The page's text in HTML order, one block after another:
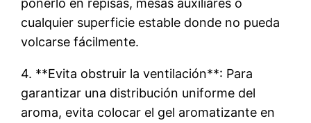
ponerlo en repisas, mesas auxiliares o
cualquier superficie estable donde no pueda
volcarse fácilmente.
4. **Evita obstruir la ventilación**: Para
garantizar una distribución uniforme del
aroma, evita colocar el gel aromatizante en